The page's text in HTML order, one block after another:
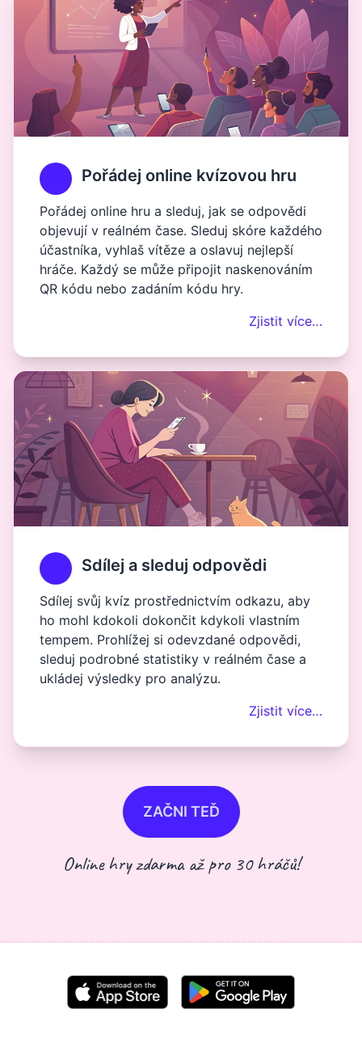
Pořádej online kvízovou hru
Pořádej online hru a sleduj, jak se odpovědi
objevují v reálném čase. Sleduj skóre každého
účastníka, vyhlaš vítěze a oslavuj nejlepší
hráče. Každý se může připojit naskenováním
QR kódu nebo zadáním kódu hry.
Zjistit více…
Sdílej a sleduj odpovědi
Sdílej svůj kvíz prostřednictvím odkazu, aby
ho mohl kdokoli dokončit kdykoli vlastním
tempem. Prohlížej si odevzdané odpovědi,
sleduj podrobné statistiky v reálném čase a
ukládej výsledky pro analýzu.
Zjistit více…
ZAČNI TEĎ
Online hry zdarma až pro 30 hráčů!